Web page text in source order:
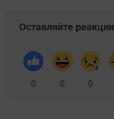
Оставляйте реакции
0 0 0